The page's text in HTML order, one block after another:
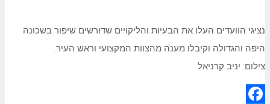
נציגי הוועדים העלו את הבעיות והליקויים שדורשים שיפור בשכונה
היפה והגדולה וקיבלו מענה מהצוות המקצועי וראש העיר.
צילום: יניב קרניאל